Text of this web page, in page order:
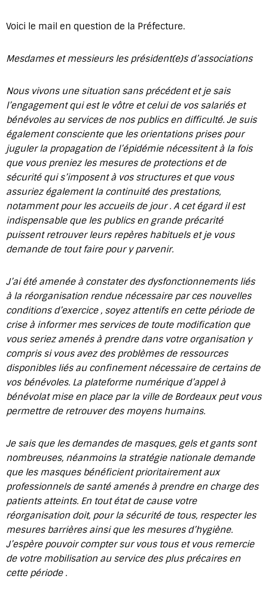
Voici le mail en question de la Préfecture.
Mesdames et messieurs les président(e)s d’associations
Nous vivons une situation sans précédent et je sais
l’engagement qui est le vôtre et celui de vos salariés et
bénévoles au services de nos publics en difficulté. Je suis
également consciente que les orientations prises pour
juguler la propagation de l’épidémie nécessitent à la fois
que vous preniez les mesures de protections et de
sécurité qui s’imposent à vos structures et que vous
assuriez également la continuité des prestations,
notamment pour les accueils de jour . A cet égard il est
indispensable que les publics en grande précarité
puissent retrouver leurs repères habituels et je vous
demande de tout faire pour y parvenir.
J’ai été amenée à constater des dysfonctionnements liés
à la réorganisation rendue nécessaire par ces nouvelles
conditions d’exercice , soyez attentifs en cette période de
crise à informer mes services de toute modification que
vous seriez amenés à prendre dans votre organisation y
compris si vous avez des problèmes de ressources
disponibles liés au confinement nécessaire de certains de
vos bénévoles. La plateforme numérique d’appel à
bénévolat mise en place par la ville de Bordeaux peut vous
permettre de retrouver des moyens humains.
Je sais que les demandes de masques, gels et gants sont
nombreuses, néanmoins la stratégie nationale demande
que les masques bénéficient prioritairement aux
professionnels de santé amenés à prendre en charge des
patients atteints. En tout état de cause votre
réorganisation doit, pour la sécurité de tous, respecter les
mesures barrières ainsi que les mesures d’hygiène.
J’espère pouvoir compter sur vous tous et vous remercie
de votre mobilisation au service des plus précaires en
cette période .